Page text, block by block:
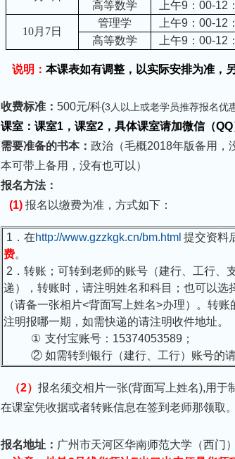
高等数学
上午9： 00-12 ：
10月 7日
管理学 上午9： 00-12 ：
高等数学
上午9： 00-12 ：
说明：本课表如有调整，以实际安排为准，
收费标准： 500元/科(3人以上或老学员推荐报名优
课室：课室1，课室2，具体课室请加微信（
需要准备的书本： 政治（毛概2018年版备用，
本可带上备用，没有也可以）
报名方法：
(1) 报名以缴费为准，方式如下：
1 ． 在http://www.gzzkgk.cn/bm.html 提交资料
费。
2 ． 转账；可转到老师的账号（建行、工行、
递），转账时，请注明姓名和科目；也可以
（请备一张相片<背面写上姓名>办理）。转账
注明报哪一期，如需快递的请注明收件地址。
① 支付宝账号： 15374053589 ；
②如需转到银行（建行、工行）账号的
（2） 报名须交相片一张(背面写上姓名),用于
在课室凭收据或者转账信息在签到老师那领取。
报名地址： 广州市天河区华南师范大学（西门